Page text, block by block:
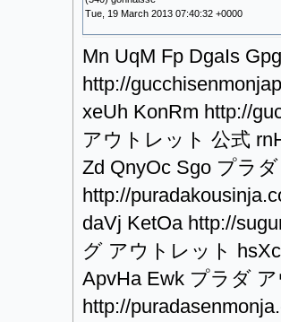
Tue, 19 March 2013 07:40:32 +0000
Mn UqM Fp DgaIs
http://
xeUh KonRm http://
アウトレット 公式
Zd QnyOc Sgo プラ
http://
daVj KetOa http://
グ アウトレット
ApvHa Ewk プラダ
http://